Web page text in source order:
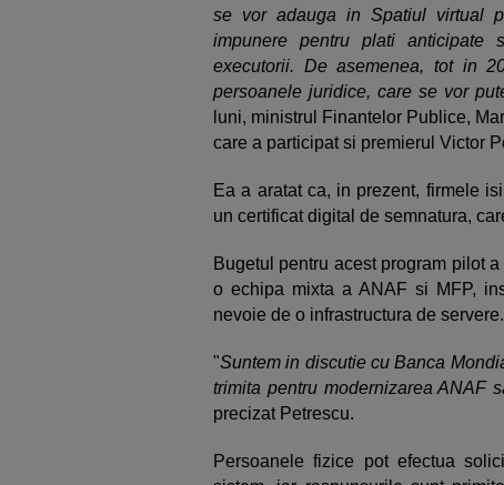
se vor adauga in Spatiul virtual
impunere pentru plati
executorii. De asemenea, tot in
persoanele juridice, care se vor
luni, ministrul Finantelor Publice,
care a participat si premierul Victor
Ea a aratat ca, in prezent, firmele
un certificat digital de semnatura,
Bugetul pentru acest program pilot
o echipa mixta a ANAF si MFP,
nevoie de o infrastructura de servere.
"Suntem in discutie cu Banca
trimita pentru modernizarea ANAF
precizat Petrescu.
Persoanele fizice pot efectua